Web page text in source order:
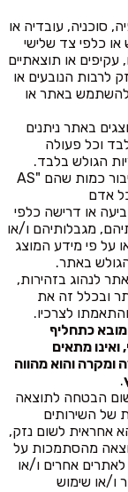
סוכניה, עובדיה או
או כלפי צד שלישי
עקיפים או תוצאתיים
לרבות הנובעים או
להשתמש באתר או
באתר ניתנים
וכל פעולה
הגולש בלבד.
התכנים באתר מוצעים לשימוש הציבור כמות שהם "AS
או דרישה כלפי
מגבלותיהם ו/או
על פי מידע המוצג
באתר.
לנהוג בזהירות,
ובכלל זה את
לצרכיו.
מובא כתחליף
מתאים
ומקרה והוא מהווה
.
הבטחה לתוצאה
של השירותים
אחראית לשום נזק,
מהסתמכות על
אחרים ו/או
ו/או שימוש